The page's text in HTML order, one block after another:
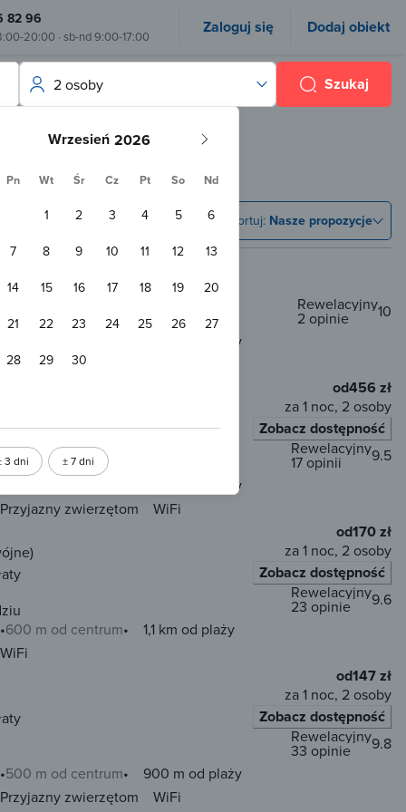
82 96
20:00 · sb-nd 9:00-17:00 Zaloguj się Dodaj obiekt
Wrzesień
Pn Wt Śr Cz Pt So Nd
1 2 3 4 5
6
7
8 9 10 11 12
13
14
15 16 17 18 19
20
21
22 23 24 25 26
27
28
29 30
3 dni ± 7 dni
2 osoby Szukaj
Sortuj: Nasze propozycje
300 m od plaży
10
Rewelacyjny
2 opinie
od456 zł
za 1 noc, 2 osoby
Zobacz dostępność
500 m od plaży
9.5
Rewelacyjny
17 opinii
Przyjazny zwierzętom
WiFi
od170 zł
za 1 noc, 2 osoby
Zobacz dostępność
600 m od centrum 1,1 km od plaży
9.6
Rewelacyjny
23 opinie
WiFi
od147 zł
za 1 noc, 2 osoby
Zobacz dostępność
500 m od centrum 900 m od plaży
9.8
Rewelacyjny
33 opinie
Przyjazny zwierzętom
WiFi